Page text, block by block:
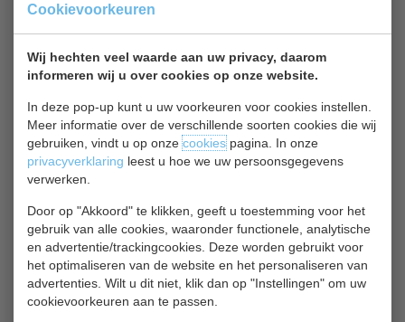
Cookievoorkeuren
Wij hechten veel waarde aan uw privacy, daarom
informeren wij u over cookies op onze website.
In deze pop-up kunt u uw voorkeuren voor cookies instellen.
Meer informatie over de verschillende soorten cookies die wij
gebruiken, vindt u op onzecookiespagina. In onze
privacyverklaring leest u hoe we uw persoonsgegevens
verwerken.
Door op "Akkoord" te klikken, geeft u toestemming voor het
gebruik van alle cookies, waaronder functionele, analytische
en advertentie/trackingcookies. Deze worden gebruikt voor
het optimaliseren van de website en het personaliseren van
advertenties. Wilt u dit niet, klik dan op "Instellingen" om uw
cookievoorkeuren aan te passen.
4.5 x 10 cm
€ 3,85
Schaaltjes bekijken
APS GF 132